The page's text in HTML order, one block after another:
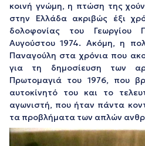
κοινή γνώμη, η πτώση της
στην Ελλάδα ακριβώς έξι
δολοφονίας του Γεωργίου
Αυγούστου 1974. Ακόμη, η
Παναγούλη στα χρόνια που
για τη δημοσίευση των
Πρωτομαγιά του 1976, που
αυτοκίνητό του και το
αγωνιστή, που ήταν πάντα
τα προβλήματα των απλών